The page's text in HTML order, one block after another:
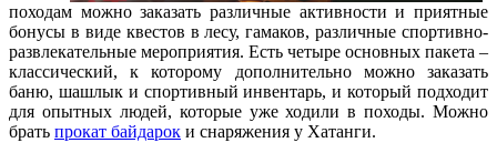
походам можно заказать различные активности и приятные
бонусы в виде квестов в лесу, гамаков, различные спортивно-
развлекательные мероприятия. Есть четыре основных пакета –
классический, к которому дополнительно можно заказать
баню, шашлык и спортивный инвентарь, и который подходит
для опытных людей, которые уже ходили в походы. Можно
брать прокат байдарок и снаряжения у Хатанги.